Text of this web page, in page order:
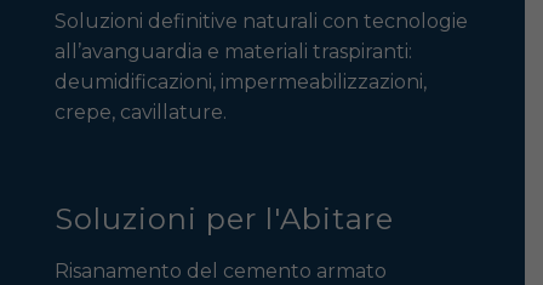
Soluzioni definitive naturali con tecnologie
all’avanguardia e materiali traspiranti:
deumidificazioni, impermeabilizzazioni,
crepe, cavillature.
Soluzioni per l'Abitare
Risanamento del cemento armato